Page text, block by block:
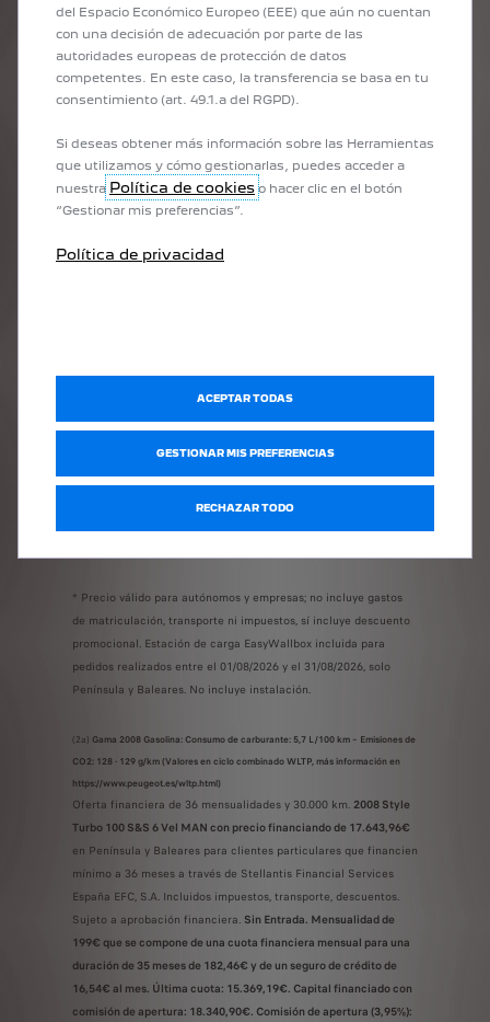
ANTERIOR
1 /8
NUEVO PEUGEOT PARTNER ACTIVE
Un acabado inteligente y bien equipado que incorpora un interior
las necesidades diarias de los profesionales con confort, eficiencia y
practicidad.
DESCUBRE EL NUEVO PARTNER ACTIVE
SIGUIENTE
* Precio válido para autónomos y empresas; no incluye gastos
de matriculación, transporte ni impuestos, sí incluye descuento
promocional. Estación de carga EasyWallbox incluida para
pedidos realizados entre el 01/08/2026 y el 31/08/2026, solo
Península y Baleares. No incluye instalación.
(2a) Gama 2008 Gasolina: Consumo de carburante: 5,7 L/100 km – Emisiones de
CO2: 128 - 129 g/km (Valores en ciclo combinado WLTP, más información en
https://www.peugeot.es/wltp.html)
Oferta financiera de 36 mensualidades y 30.000 km. 2008 Style
Turbo 100 S&S 6 Vel MAN con precio financiando de 17.643,96€
en Península y Baleares para clientes particulares que financien
mínimo a 36 meses a través de Stellantis Financial Services
España EFC, S.A. Incluidos impuestos, transporte, descuentos.
Sujeto a aprobación financiera. Sin Entrada. Mensualidad de
199€ que se compone de una cuota financiera mensual para una
duración de 35 meses de 182,46€ y de un seguro de crédito de
16,54€ al mes. Última cuota: 15.369,19€. Capital financiado con
comisión de apertura: 18.340,90€. Comisión de apertura (3,95%):
del Espacio Económico Europeo (EEE) que aún no cuentan
con una decisión de adecuación por parte de las
autoridades europeas de protección de datos
competentes. En este caso, la transferencia se basa en tu
consentimiento (art. 49.1.a del RGPD).
Si deseas obtener más información sobre las Herramientas
que utilizamos y cómo gestionarlas, puedes acceder a
nuestra Política de cookies o hacer clic en el botón
“Gestionar mis preferencias”.
Política de privacidad
GESTIONAR MIS PREFERENCIAS
ACEPTAR TODAS
RECHAZAR TODO